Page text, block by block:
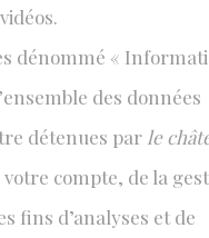
dénommé «
des données
détenues par le
compte, de la
fins d’analyses et de